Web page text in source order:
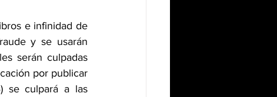
e infinidad de
y se usarán
serán culpadas
por publicar
se culpará a las